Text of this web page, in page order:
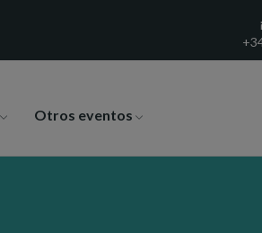
Otros eventos